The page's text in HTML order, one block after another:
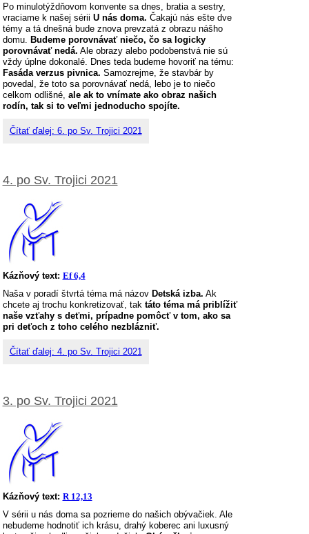
Po minulotýždňovom konvente sa dnes, bratia a sestry,
vraciame k našej sérii U nás doma. Čakajú nás ešte dve
témy a tá dnešná bude znova prevzatá z obrazu nášho
domu. Budeme porovnávať niečo, čo sa logicky
porovnávať nedá. Ale obrazy alebo podobenstvá nie sú
vždy úplne dokonalé. Dnes teda budeme hovoriť na tému:
Fasáda verzus pivnica. Samozrejme, že stavbár by
povedal, že toto sa porovnávať nedá, lebo je to niečo
celkom odlišné, ale ak to vnímate ako obraz našich
rodín, tak si to veľmi jednoducho spojíte.
Čítať ďalej: 6. po Sv. Trojici 2021
4. po Sv. Trojici 2021
Kázňový text: Ef 6,4
Naša v poradí štvrtá téma má názov Detská izba. Ak
chcete aj trochu konkretizovať, tak táto téma má priblížiť
naše vzťahy s deťmi, prípadne pomôcť v tom, ako sa
pri deťoch z toho celého nezblázniť.
Čítať ďalej: 4. po Sv. Trojici 2021
3. po Sv. Trojici 2021
Kázňový text: R 12,13
V sérii u nás doma sa pozrieme do našich obývačiek. Ale
nebudeme hodnotiť ich krásu, drahý koberec ani luxusný